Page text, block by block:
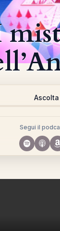
Ascolta
Segui il